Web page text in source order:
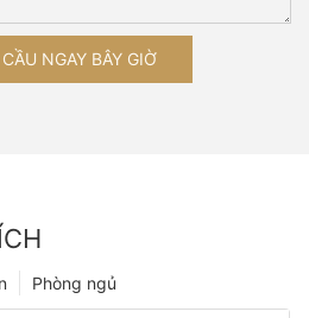
NGAY BÂY GIỜ
Phòng ngủ